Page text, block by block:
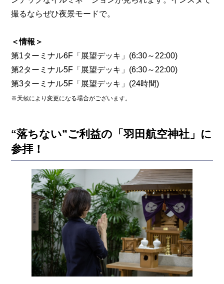
撮るならぜひ夜景モードで。
＜情報＞
第1ターミナル6F「展望デッキ」(6:30～22:00)
第2ターミナル5F「展望デッキ」(6:30～22:00)
第3ターミナル5F「展望デッキ」(24時間)
※天候により変更になる場合がございます。
“落ちない”ご利益の「羽田航空神社」に
参拝！